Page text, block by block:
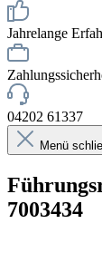
Jahrelange
04202 61337
Menü
7003434